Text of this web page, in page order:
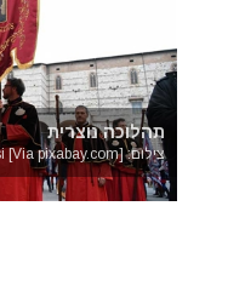
תהלוכה נוצרית
צילום: Marcello Migliosi [Via pixabay.com]